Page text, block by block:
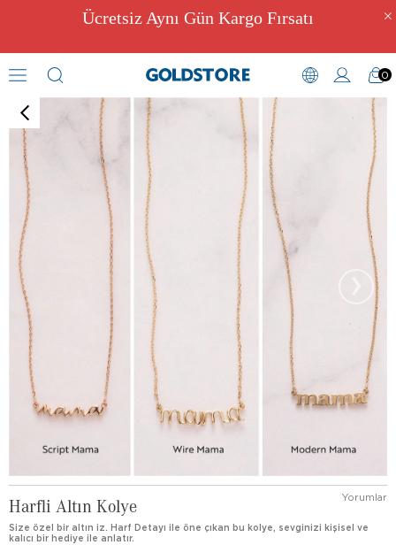
Ücretsiz Aynı Gün Kargo Fırsatı
0
Harf Kolyeler
Harfli Altın Kolye Yorumlar
Size özel bir altın iz. Harf Detayı ile öne çıkan bu kolye, sevginizi kişisel ve
kalıcı bir hediye ile anlatır.